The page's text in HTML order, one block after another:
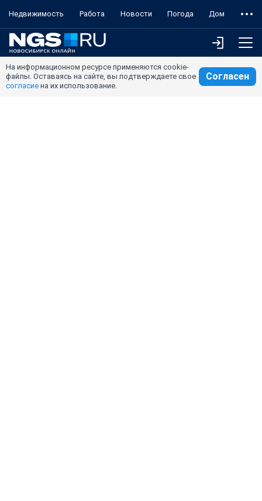
Недвижимость Работа Новости Погода Дом
На информационном ресурсе применяются cookie-
файлы. Оставаясь на сайте, вы подтверждаете свое
согласие на их использование.
Согласен